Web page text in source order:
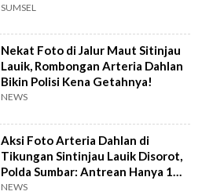
SUMSEL
Nekat Foto di Jalur Maut Sitinjau
Lauik, Rombongan Arteria Dahlan
Bikin Polisi Kena Getahnya!
NEWS
Aksi Foto Arteria Dahlan di
Tikungan Sintinjau Lauik Disorot,
Polda Sumbar: Antrean Hanya 1
Menit
NEWS